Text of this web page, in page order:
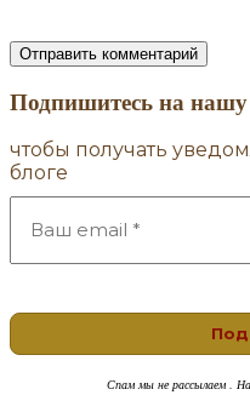
Подпишитесь на
чтобы получать
блоге
Спам мы не рассылаем .